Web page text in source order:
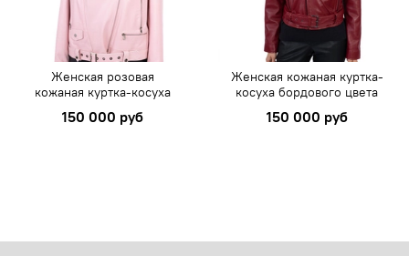
Женская розовая
кожаная куртка-косуха
150 000 руб
Женская кожаная куртка-
косуха бордового цвета
150 000 руб